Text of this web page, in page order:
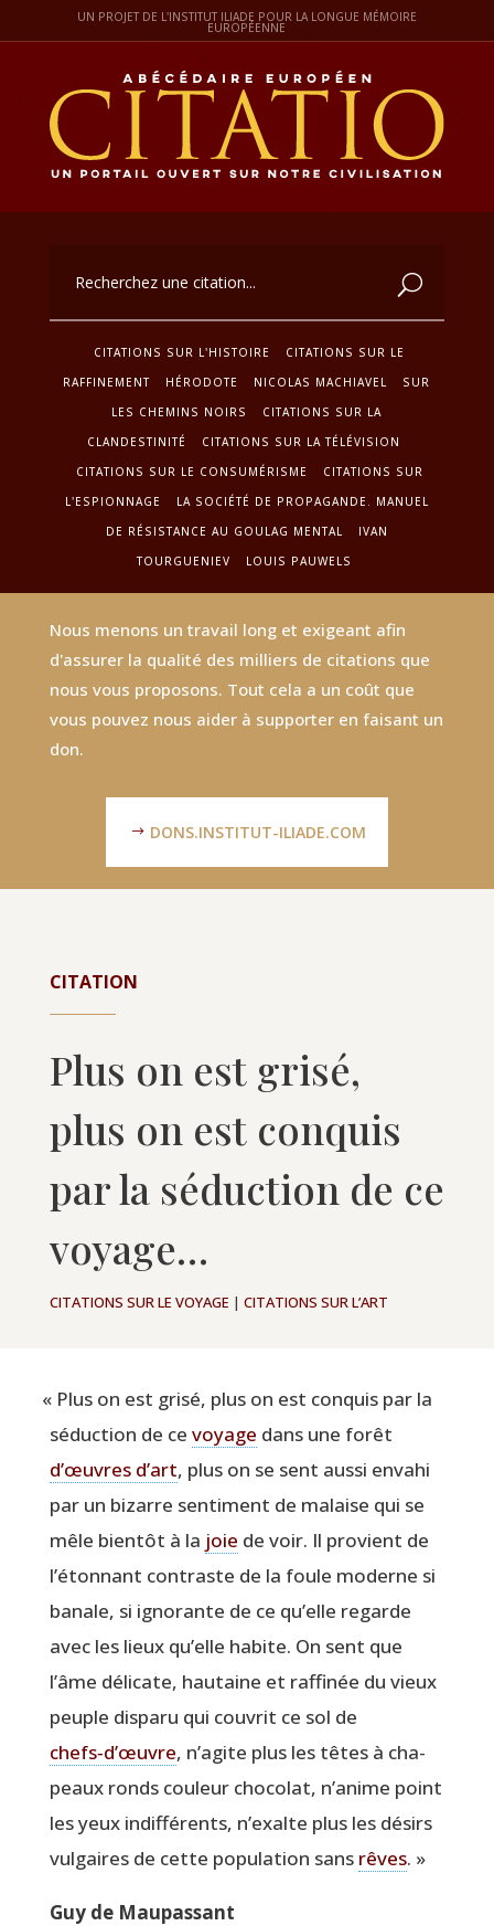
UN PROJET DE L'INSTITUT ILIADE POUR LA LONGUE MÉMOIRE
EUROPÉENNE
CITATIONS SUR L'HISTOIRE
CITATIONS SUR LE
RAFFINEMENT
HÉRODOTE NICOLAS MACHIAVEL
SUR
LES CHEMINS NOIRS
CITATIONS SUR LA
CLANDESTINITÉ
CITATIONS SUR LA TÉLÉVISION
CITATIONS SUR LE CONSUMÉRISME
CITATIONS SUR
L'ESPIONNAGE
LA SOCIÉTÉ DE PROPAGANDE. MANUEL
DE RÉSISTANCE AU GOULAG MENTAL
IVAN
TOURGUENIEV
LOUIS PAUWELS
Nous menons un travail long et exigeant afin
d'assurer la qualité des milliers de citations que
nous vous proposons. Tout cela a un coût que
vous pouvez nous aider à supporter en faisant un
don.
DONS.INSTITUT-ILIADE.COM
CITATION
Plus on est grisé,
plus on est conquis
par la séduction de ce
voyage…
CITATIONS SUR LE VOYAGE | CITATIONS SUR L’ART
« Plus on est gri­sé, plus on est conquis par la
séduc­tion de ce voyage dans une forêt
d’œuvres d’art, plus on se sent aus­si enva­hi
par un bizarre sen­ti­ment de malaise qui se
mêle bien­tôt à la joie de voir. Il pro­vient de
l’étonnant contraste de la foule moderne si
banale, si igno­rante de ce qu’elle regarde
avec les lieux qu’elle habite. On sent que
l’âme déli­cate, hau­taine et raf­fi­née du vieux
peuple dis­pa­ru qui cou­vrit ce sol de
chefs‑d’œuvre, n’agite plus les têtes à cha­
peaux ronds cou­leur cho­co­lat, n’anime point
les yeux indif­fé­rents, n’exalte plus les dési­rs
vul­gaires de cette popu­la­tion sans rêves. »
Guy de Maupassant